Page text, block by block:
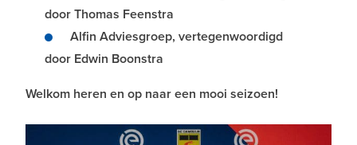
door Thomas Feenstra
Alfin Adviesgroep, vertegenwoordigd
door Edwin Boonstra
Welkom heren en op naar een mooi seizoen!